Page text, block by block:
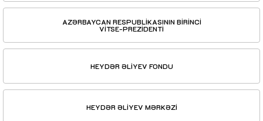
AZƏRBAYCAN RESPUBLİKASININ BİRİNCİ
VİTSE-PREZİDENTİ
HEYDƏR ƏLİYEV FONDU
HEYDƏR ƏLİYEV MƏRKƏZİ